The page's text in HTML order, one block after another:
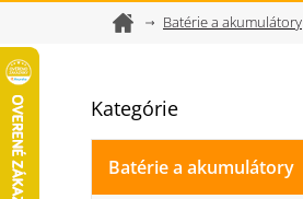
DomovBatérie a akumulátory
o
č
Preskočiť
Kategórie
Batérie a akumulátory